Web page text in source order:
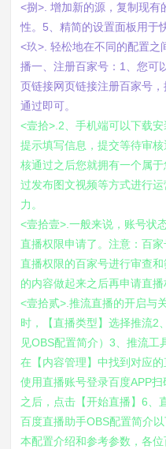
<捌>. 增加新的源，复制现有
性。5、精简的设置面板用于
<玖>. 轻松地在不同的配置之
播一、注册百家号：1、您可
页链接网页链接注册百家号
通过即可。
<壹拾>.2、手机端可以下载
提示填写信息，提交等待审
核通过之后您就拥有一个属
过发布图文视频等方式进行
力。
<壹拾壹>.一般来说，账号状
直播权限申请了。注意：百
直播权限的百家号进行审查
的内容做起来之后再申请直播
<壹拾贰>.推流直播的开启与
时，【直播类型】选择推流2
见OBS配置简介）3、推流
在【内容管理】中找到对
使用直播账号登录百度APP
之后，点击【开始直播】6、
百度直播助手OBS配置简介
本配置介绍和参考参数，各